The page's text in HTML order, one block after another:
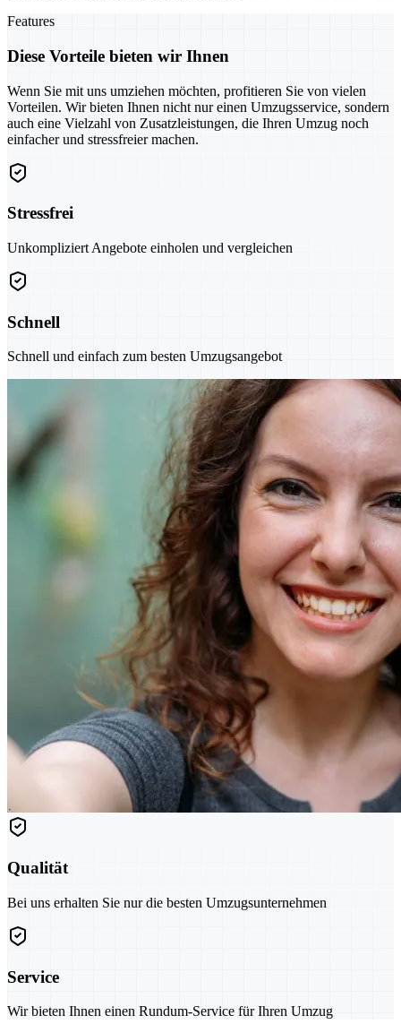
Features
Diese Vorteile bieten wir Ihnen
Wenn Sie mit uns umziehen möchten, profitieren Sie von vielen
Vorteilen. Wir bieten Ihnen nicht nur einen Umzugsservice, sondern
auch eine Vielzahl von Zusatzleistungen, die Ihren Umzug noch
einfacher und stressfreier machen.
Stressfrei
Unkompliziert Angebote einholen und vergleichen
Schnell
Schnell und einfach zum besten Umzugsangebot
Qualität
Bei uns erhalten Sie nur die besten Umzugsunternehmen
Service
Wir bieten Ihnen einen Rundum-Service für Ihren Umzug